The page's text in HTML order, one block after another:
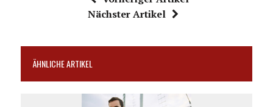
Nächster Artikel
ÄHNLICHE ARTIKEL